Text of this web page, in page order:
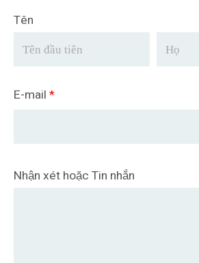
Tên
E-mail *
Nhận xét hoặc Tin nhắn